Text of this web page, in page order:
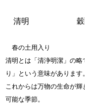
清明 穀
春の土用入り
清明とは「清浄明潔」の
り」という意味があります。
これからは万物の生命が
可能な季節。